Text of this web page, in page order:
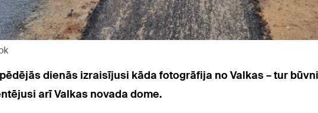
dienās izraisījusi kāda fotogrāfija no Valkas – tur
arī Valkas novada dome.